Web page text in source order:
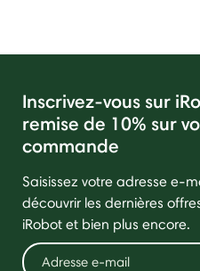
Inscrivez-vous sur
remise de 10% sur
commande
Saisissez votre adresse e-
découvrir les dernières
iRobot et bien plus encore.